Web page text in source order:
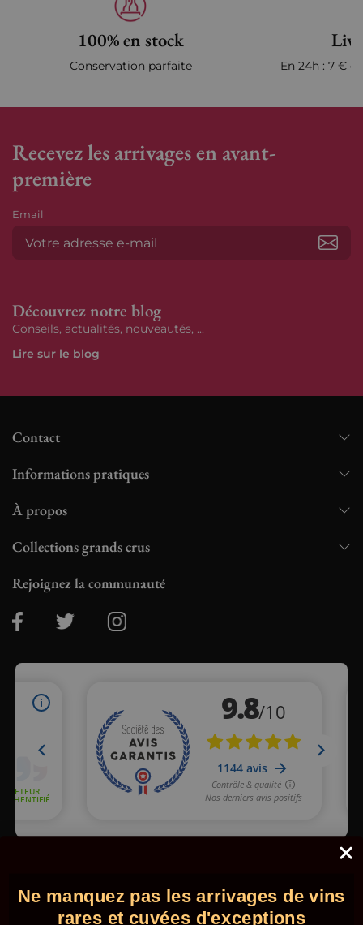
100% en stock
Conservation parfaite En 24h : 7 €
Recevez les arrivages en avant-
première
Email
Découvrez notre blog
Conseils, actualités, nouveautés, ...
Lire sur le blog
Contact
Informations pratiques
À propos
Collections grands crus
Rejoignez la communauté
© 2026 - Comptoir des Millésimes. Tous droits réservés.•
Mentions légales
CGV
Ne manquez pas les arrivages de vins
rares et cuvées d'exceptions